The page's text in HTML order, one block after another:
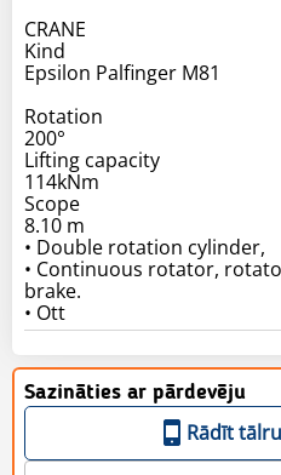
CRANE
Kind
Epsilon Palfinger M81
Rotation
200°
Lifting capacity
114kNm
Scope
8.10 m
• Double rotation cylinder,
• Continuous rotator,
brake.
• Ott
Sazināties ar pārdevēju
Rādīt